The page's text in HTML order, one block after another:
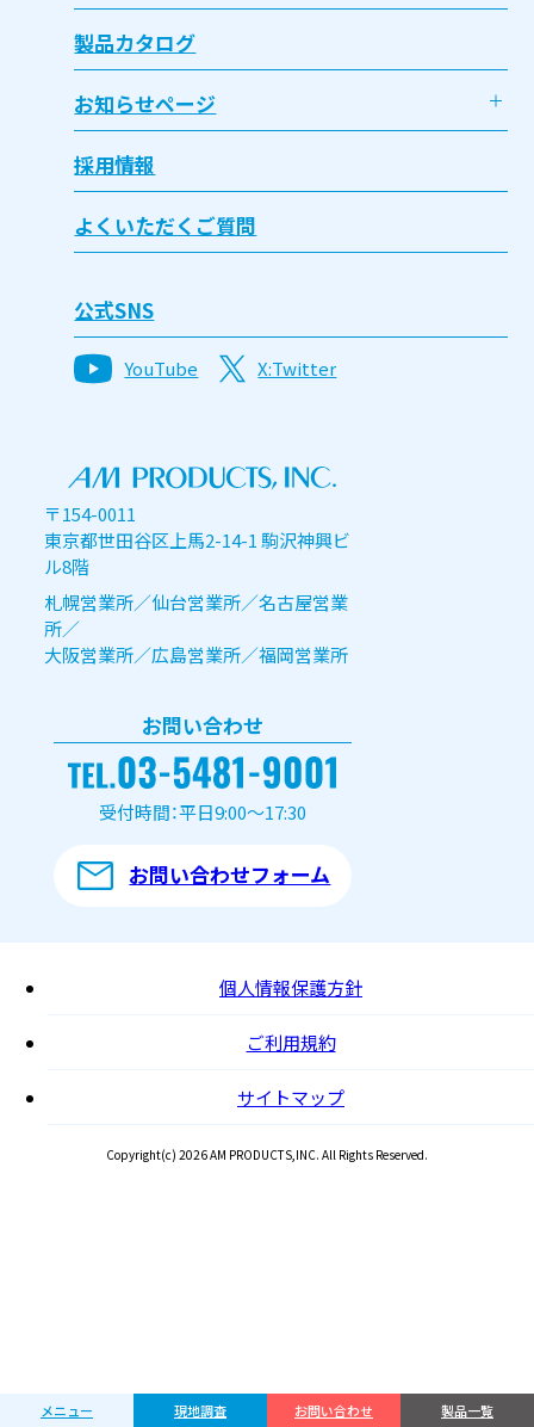
製品カタログ
お知らせページ
採用情報
よくいただくご質問
公式SNS
YouTube X:Twitter
〒154-0011
東京都世田谷区上馬2-14-1 駒沢神興ビ
ル8階
札幌営業所／仙台営業所／名古屋営業
所／
大阪営業所／広島営業所／福岡営業所
お問い合わせ
受付時間：平日9:00～17:30
お問い合わせフォーム
個人情報保護方針
ご利用規約
サイトマップ
Copyright(c) 2026 AM PRODUCTS,INC. All Rights Reserved.
メニュー 現地調査 お問い合わせ 製品一覧